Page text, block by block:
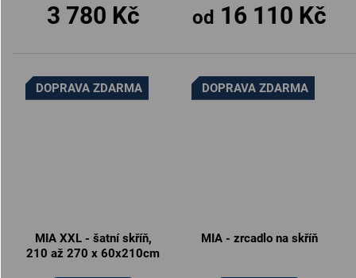
3 780 Kč od 16 110 Kč
DOPRAVA ZDARMA
MIA XXL - šatní skříň,
210 až 270 x 60x210cm
DOPRAVA ZDARMA
MIA - zrcadlo na skříň